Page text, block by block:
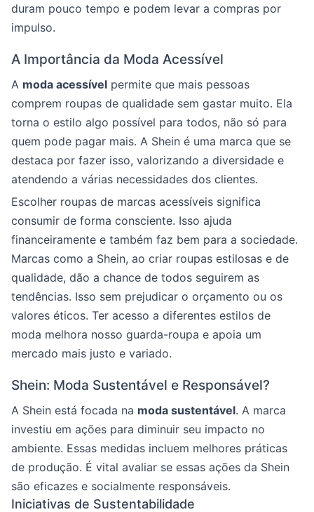
duram pouco tempo e podem levar a compras por
impulso.
A Importância da Moda Acessível
A moda acessível permite que mais pessoas
comprem roupas de qualidade sem gastar muito. Ela
torna o estilo algo possível para todos, não só para
quem pode pagar mais. A Shein é uma marca que se
destaca por fazer isso, valorizando a diversidade e
atendendo a várias necessidades dos clientes.
Escolher roupas de marcas acessíveis significa
consumir de forma consciente. Isso ajuda
financeiramente e também faz bem para a sociedade.
Marcas como a Shein, ao criar roupas estilosas e de
qualidade, dão a chance de todos seguirem as
tendências. Isso sem prejudicar o orçamento ou os
valores éticos. Ter acesso a diferentes estilos de
moda melhora nosso guarda-roupa e apoia um
mercado mais justo e variado.
Shein: Moda Sustentável e Responsável?
A Shein está focada na moda sustentável. A marca
investiu em ações para diminuir seu impacto no
ambiente. Essas medidas incluem melhores práticas
de produção. É vital avaliar se essas ações da Shein
são eficazes e socialmente responsáveis.
Iniciativas de Sustentabilidade